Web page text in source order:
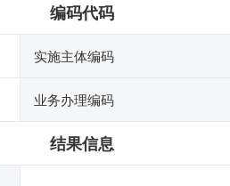
编码代码
实施主体编码
业务办理编码
结果信息